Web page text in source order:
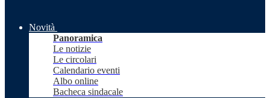
Novità
Panoramica
Le notizie
Le circolari
Calendario eventi
Albo online
Bacheca sindacale